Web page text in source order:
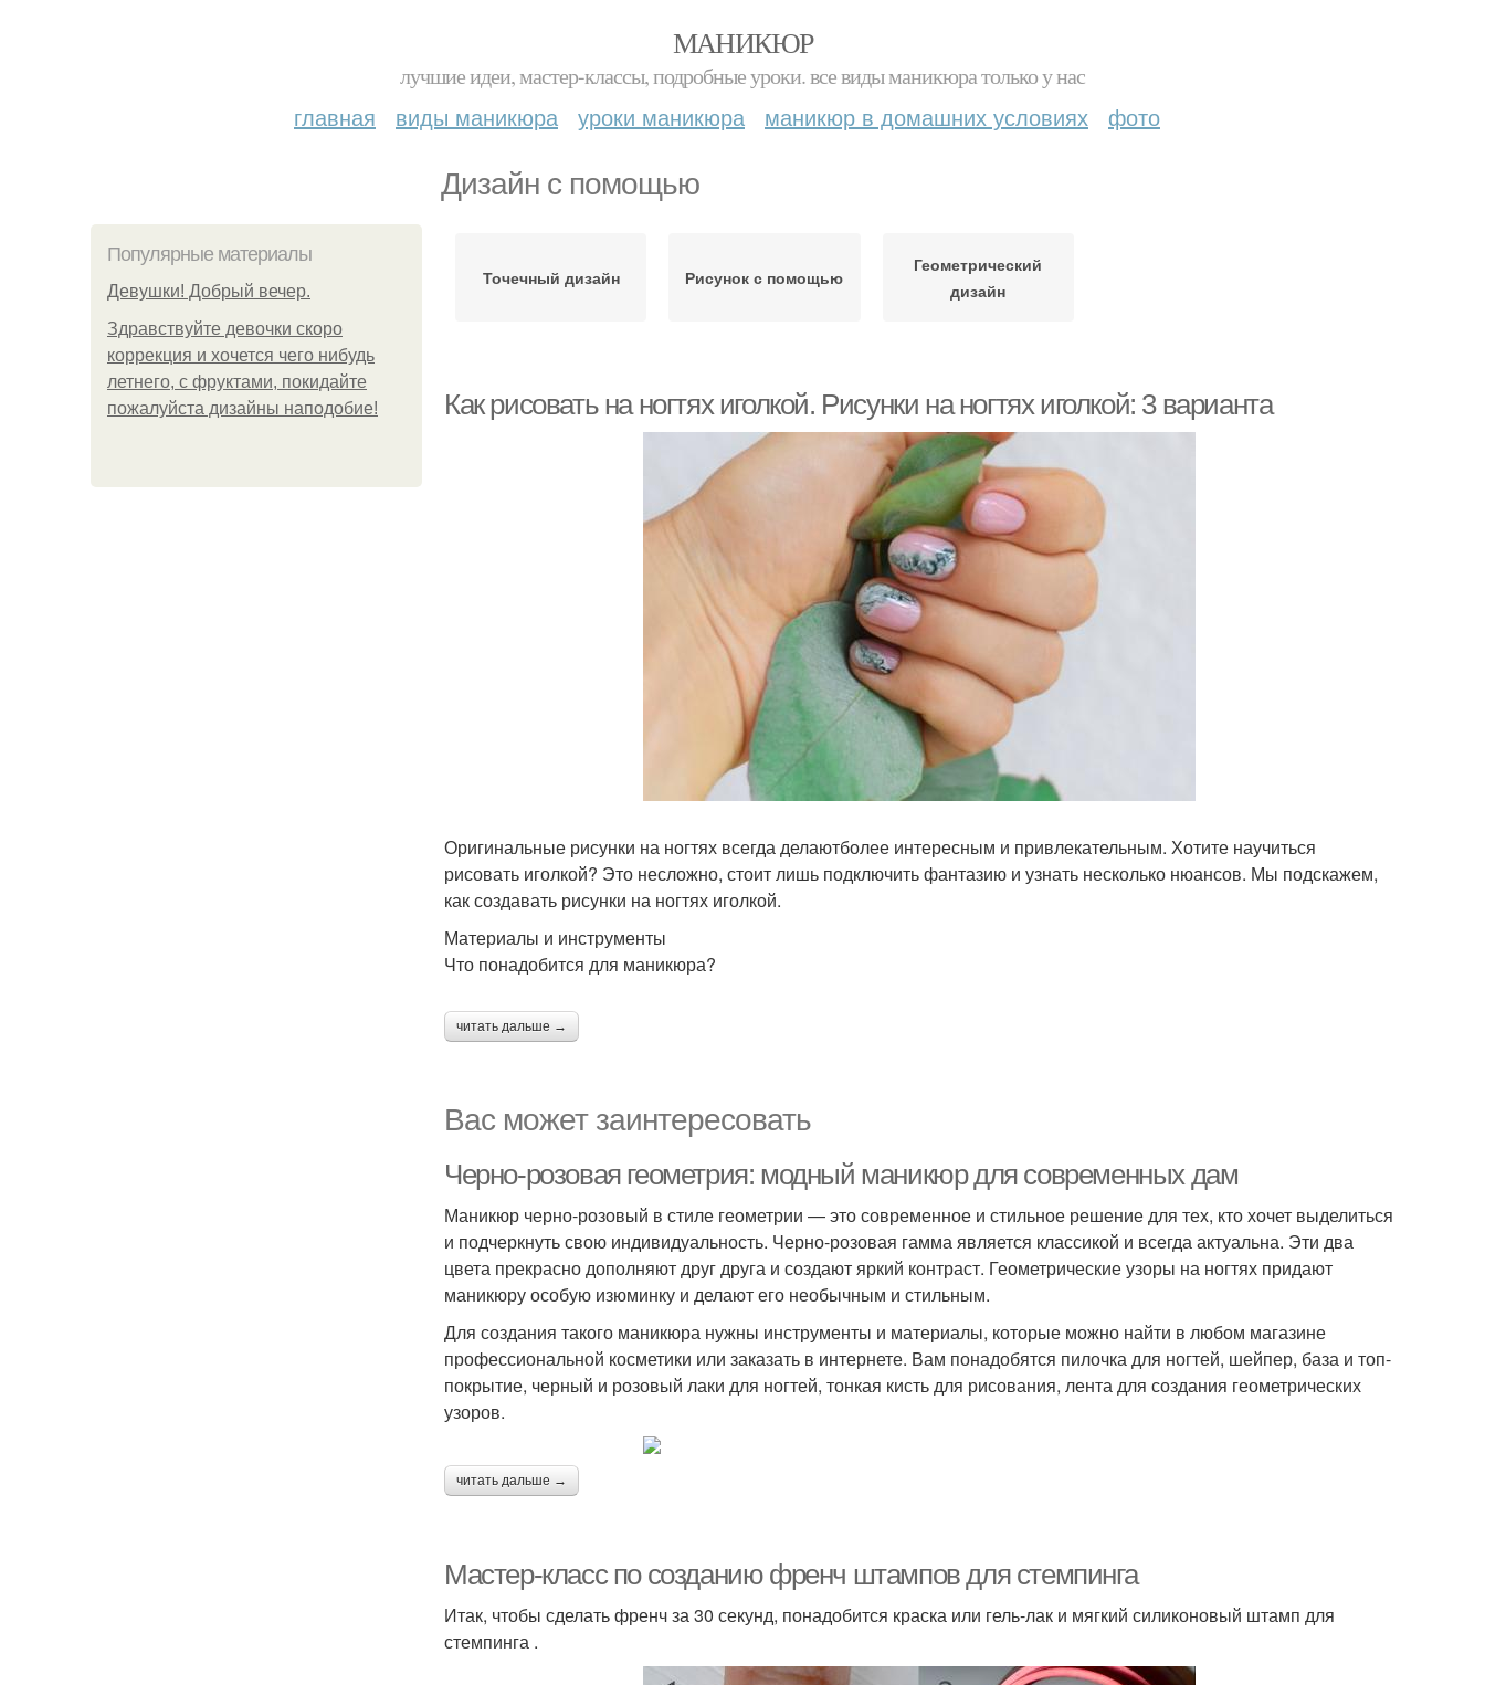
МАНИКЮР
лучшие идеи, мастер-классы, подробные уроки. все виды маникюра только у нас
главная виды маникюра уроки маникюра маникюр в домашних условиях фото
Дизайн с помощью
Популярные материалы
Девушки! Добрый вечер.
Здравствуйте девочки скоро
коррекция и хочется чего нибудь
летнего, с фруктами, покидайте
пожалуйста дизайны наподобие!
Точечный дизайн Рисунок с помощью
Геометрический
дизайн
Как рисовать на ногтях иголкой. Рисунки на ногтях иголкой: 3 варианта
Оригинальные рисунки на ногтях всегда делаютболее интересным и привлекательным. Хотите научиться
рисовать иголкой? Это несложно, стоит лишь подключить фантазию и узнать несколько нюансов. Мы подскажем,
как создавать рисунки на ногтях иголкой.
Материалы и инструменты
Что понадобится для маникюра?
читать дальше →
Вас может заинтересовать
Черно-розовая геометрия: модный маникюр для современных дам
Маникюр черно-розовый в стиле геометрии — это современное и стильное решение для тех, кто хочет выделиться
и подчеркнуть свою индивидуальность. Черно-розовая гамма является классикой и всегда актуальна. Эти два
цвета прекрасно дополняют друг друга и создают яркий контраст. Геометрические узоры на ногтях придают
маникюру особую изюминку и делают его необычным и стильным.
Для создания такого маникюра нужны инструменты и материалы, которые можно найти в любом магазине
профессиональной косметики или заказать в интернете. Вам понадобятся пилочка для ногтей, шейпер, база и топ-
покрытие, черный и розовый лаки для ногтей, тонкая кисть для рисования, лента для создания геометрических
узоров.
читать дальше →
Мастер-класс по созданию френч штампов для стемпинга
Итак, чтобы сделать френч за 30 секунд, понадобится краска или гель-лак и мягкий силиконовый штамп для
стемпинга .